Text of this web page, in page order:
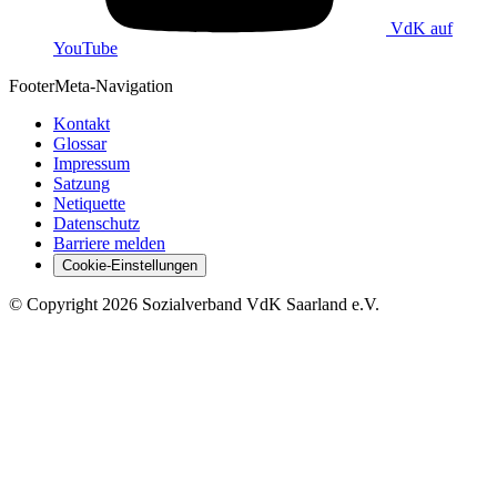
VdK auf
YouTube
FooterMeta-Navigation
Kontakt
Glossar
Impressum
Satzung
Netiquette
Datenschutz
Barriere melden
Cookie-Einstellungen
© Copyright 2026 Sozialverband VdK Saarland e.V.